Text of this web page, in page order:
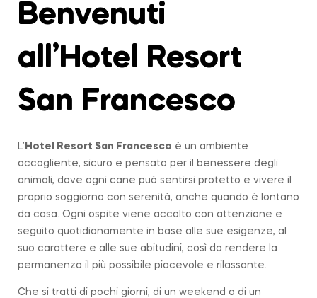
Benvenuti
all’Hotel Resort
San Francesco
L’ Hotel Resort San Francesco è un ambiente
accogliente, sicuro e pensato per il benessere degli
animali, dove ogni cane può sentirsi protetto e vivere il
proprio soggiorno con serenità, anche quando è lontano
da casa. Ogni ospite viene accolto con attenzione e
seguito quotidianamente in base alle sue esigenze, al
suo carattere e alle sue abitudini, così da rendere la
permanenza il più possibile piacevole e rilassante.
Che si tratti di pochi giorni, di un weekend o di un